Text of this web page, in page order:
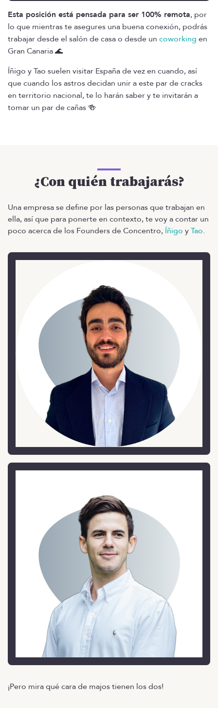
Esta posición está pensada para ser 100% remota, por
lo que mientras te asegures una buena conexión, podrás
trabajar desde el salón de casa o desde un coworking en
Gran Canaria 🌊
Íñigo y Tao suelen visitar España de vez en cuando, así
que cuando los astros decidan unir a este par de cracks
en territorio nacional, te lo harán saber y te invitarán a
tomar un par de cañas 🍻
¿Con quién trabajarás?
Una empresa se define por las personas que trabajan en
ella, así que para ponerte en contexto, te voy a contar un
poco acerca de los Founders de Concentro, Íñigo yTao.
¡Pero mira qué cara de majos tienen los dos!